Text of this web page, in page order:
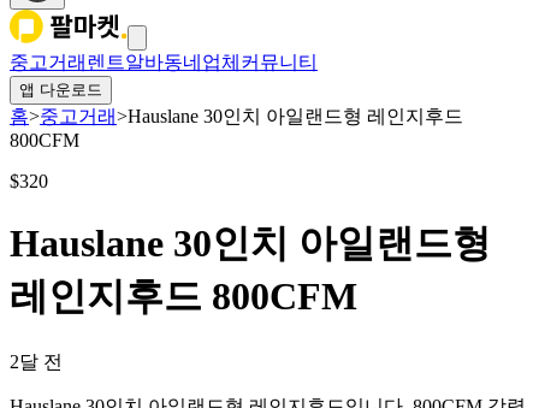
중고거래 렌트알바동네업체 커뮤니티
앱 다운로드
홈>중고거래>Hauslane 30인치 아일랜드형 레인지후드
800CFM
$320
Hauslane 30인치 아일랜드형
레인지후드 800CFM
2달 전